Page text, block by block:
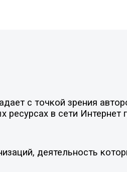
с точкой зрения
в сети Интернет
деятельность